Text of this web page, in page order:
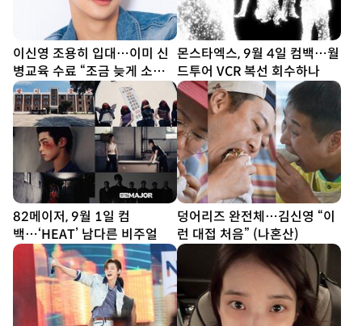
이신영 조용히 입대…이미 신
병교육 수료 “조금 늦게 소식
전해 죄송”
몬스타엑스, 9월 4일 컴백…월
드투어 VCR 복선 회수하나
82메이저, 9월 1일 컴
백…‘HEAT’ 남다른 비주얼
덩어리즈 완전체…김신영 “이
런 대접 처음” (나혼산)